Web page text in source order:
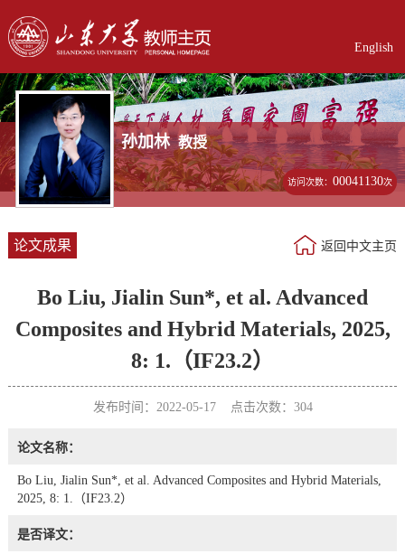
English
孙加林 教授
访问次数：00041130次
论文成果 返回中文主页
Bo Liu, Jialin Sun*, et al. Advanced
Composites and Hybrid Materials, 2025,
8: 1.（IF23.2）
发布时间：2022-05-17 点击次数： 304
论文名称：
Bo Liu, Jialin Sun*, et al. Advanced Composites and Hybrid Materials,
2025, 8: 1.（IF23.2）
是否译文：